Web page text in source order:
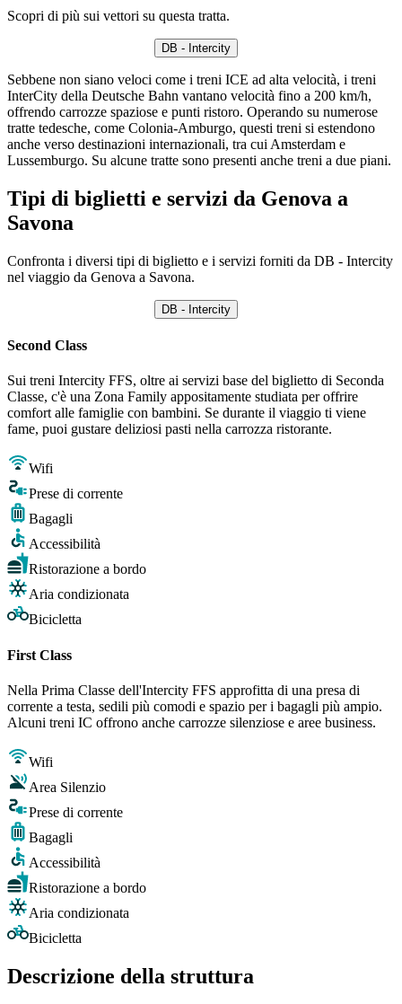
Scopri di più sui vettori su questa tratta.
DB - Intercity
Sebbene non siano veloci come i treni ICE ad alta velocità, i treni
InterCity della Deutsche Bahn vantano velocità fino a 200 km/h,
offrendo carrozze spaziose e punti ristoro. Operando su numerose
tratte tedesche, come Colonia-Amburgo, questi treni si estendono
anche verso destinazioni internazionali, tra cui Amsterdam e
Lussemburgo. Su alcune tratte sono presenti anche treni a due piani.
Tipi di biglietti e servizi da Genova a
Savona
Confronta i diversi tipi di biglietto e i servizi forniti da DB - Intercity
nel viaggio da Genova a Savona.
DB - Intercity
Second Class
Sui treni Intercity FFS, oltre ai servizi base del biglietto di Seconda
Classe, c'è una Zona Family appositamente studiata per offrire
comfort alle famiglie con bambini. Se durante il viaggio ti viene
fame, puoi gustare deliziosi pasti nella carrozza ristorante.
Wifi
Prese di corrente
Bagagli
Accessibilità
Ristorazione a bordo
Aria condizionata
Bicicletta
First Class
Nella Prima Classe dell'Intercity FFS approfitta di una presa di
corrente a testa, sedili più comodi e spazio per i bagagli più ampio.
Alcuni treni IC offrono anche carrozze silenziose e aree business.
Wifi
Area Silenzio
Prese di corrente
Bagagli
Accessibilità
Ristorazione a bordo
Aria condizionata
Bicicletta
Descrizione della struttura